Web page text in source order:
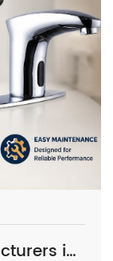
Top Sensor Faucet Manufacturers in Europe | 2026 Buyer’s Guide